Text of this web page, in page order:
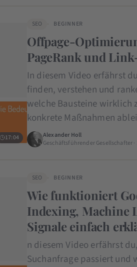
17:04
SEO BEGINNER
Offpage-
PageRank und
In diesem Video erfährst
finden, verstehen und
welche Bausteine wirklich
konkrete Maßnahmen
Alexander Holl
Geschäftsführender Gesellschafter ·
SEO BEGINNER
Wie funktioniert
Indexing, Machine
Signale einfach
n diesem Video erfährst
Suchanfrage passiert und